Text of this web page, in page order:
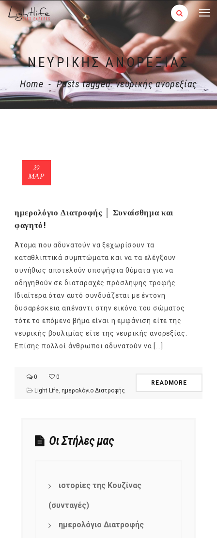
ΝΕΥΡΙΚΉΣ ΑΝΟΡΕΞΊΑΣ
Home - Posts tagged: νευρικής ανορεξίας
29
ΜΑΡ
ημερολόγιο Διατροφής │ Συναίσθημα και
φαγητό!
Άτομα που αδυνατούν να ξεχωρίσουν τα
καταθλιπτικά συμπτώματα και να τα ελέγξουν
συνήθως αποτελούν υποψήφια θύματα για να
οδηγηθούν σε διαταραχές πρόσληψης τροφής.
Ιδιαίτερα όταν αυτό συνδυάζεται με έντονη
δυσαρέσκεια απέναντι στην εικόνα του σώματος
τότε το επόμενο βήμα είναι η εμφάνιση είτε της
νευρικής βουλιμίας είτε της νευρικής ανορεξίας.
Επίσης πολλοί άνθρωποι αδυνατούν να […]
0
0
Light Life, ημερολόγιο Διατροφής
READMORE
Οι Στήλες μας
ιστορίες της Κουζίνας
(συνταγές)
ημερολόγιο Διατροφής